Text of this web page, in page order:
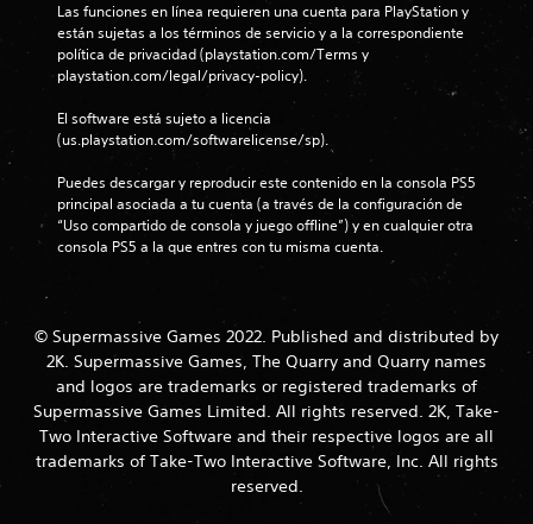
Las funciones en línea requieren una cuenta para PlayStation y
están sujetas a los términos de servicio y a la correspondiente
política de privacidad (playstation.com/Terms y
playstation.com/legal/privacy-policy).
El software está sujeto a licencia
(us.playstation.com/softwarelicense/sp).
Puedes descargar y reproducir este contenido en la consola PS5
principal asociada a tu cuenta (a través de la configuración de
“Uso compartido de consola y juego offline”) y en cualquier otra
consola PS5 a la que entres con tu misma cuenta.
© Supermassive Games 2022. Published and distributed by
2K. Supermassive Games, The Quarry and Quarry names
and logos are trademarks or registered trademarks of
Supermassive Games Limited. All rights reserved. 2K, Take-
Two Interactive Software and their respective logos are all
trademarks of Take-Two Interactive Software, Inc. All rights
reserved.